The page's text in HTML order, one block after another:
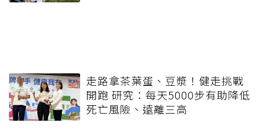
走路拿茶葉蛋、豆漿！健走挑戰
開跑 研究：每天5000步有助降低
死亡風險、遠離三高